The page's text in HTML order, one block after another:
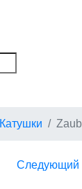
Катушки
Следующий